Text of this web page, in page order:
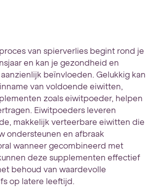
van spierverlies begint rond je
en kan je gezondheid en
beïnvloeden. Gelukkig kan
van voldoende eiwitten,
zoals eiwitpoeder, helpen
Eiwitpoeders leveren
makkelijk verteerbare eiwitten die
ondersteunen en afbraak
wanneer gecombineerd met
deze supplementen effectief
behoud van waardevolle
op latere leeftijd.